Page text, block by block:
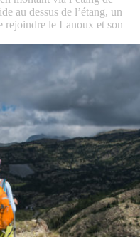
au dessus de l’étang, un
rejoindre le Lanoux et son